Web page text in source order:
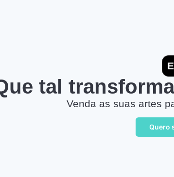
tal
Venda as suas artes
Quero